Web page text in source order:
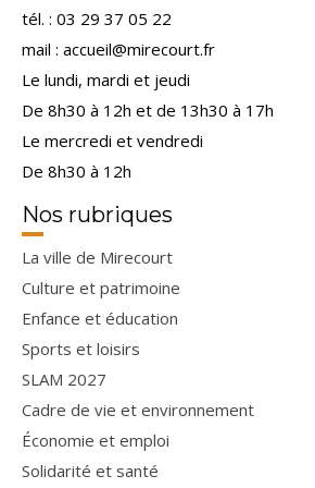
tél. : 03 29 37 05 22
mail : accueil@mirecourt.fr
Le lundi, mardi et jeudi
De 8h30 à 12h et de 13h30 à 17h
Le mercredi et vendredi
De 8h30 à 12h
Nos rubriques
La ville de Mirecourt
Culture et patrimoine
Enfance et éducation
Sports et loisirs
SLAM 2027
Cadre de vie et environnement
Économie et emploi
Solidarité et santé